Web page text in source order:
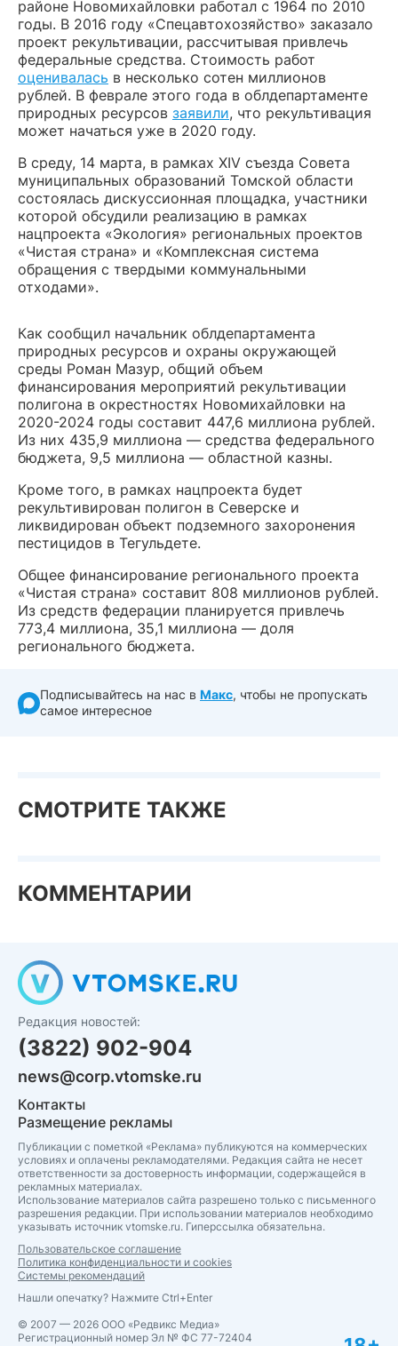
районе Новомихайловки работал с 1964 по 2010
годы. В 2016 году «Спецавтохозяйство» заказало
проект рекультивации, рассчитывая привлечь
федеральные средства. Стоимость работ
оценивалась в несколько сотен миллионов
рублей. В феврале этого года в облдепартаменте
природных ресурсов заявили, что рекультивация
может начаться уже в 2020 году.
В среду, 14 марта, в рамках XIV съезда Совета
муниципальных образований Томской области
состоялась дискуссионная площадка, участники
которой обсудили реализацию в рамках
нацпроекта «Экология» региональных проектов
«Чистая страна» и «Комплексная система
обращения с твердыми коммунальными
отходами».
Как сообщил начальник облдепартамента
природных ресурсов и охраны окружающей
среды Роман Мазур, общий объем
финансирования мероприятий рекультивации
полигона в окрестностях Новомихайловки на
2020-2024 годы составит 447,6 миллиона рублей.
Из них 435,9 миллиона — средства федерального
бюджета, 9,5 миллиона — областной казны.
Кроме того, в рамках нацпроекта будет
рекультивирован полигон в Северске и
ликвидирован объект подземного захоронения
пестицидов в Тегульдете.
Общее финансирование регионального проекта
«Чистая страна» составит 808 миллионов рублей.
Из средств федерации планируется привлечь
773,4 миллиона, 35,1 миллиона — доля
регионального бюджета.
Подписывайтесь на нас в Макс, чтобы не пропускать
самое интересное
СМОТРИТЕ ТАКЖЕ
КОММЕНТАРИИ
Редакция новостей:
(3822) 902-904
news@corp.vtomske.ru
Контакты
Размещение рекламы
Публикации с пометкой «Реклама» публикуются на коммерческих
условиях и оплачены рекламодателями. Редакция сайта не несет
ответственности за достоверность информации, содержащейся в
рекламных материалах.
Использование материалов сайта разрешено только с письменного
разрешения редакции. При использовании материалов необходимо
указывать источник vtomske.ru. Гиперссылка обязательна.
Пользовательское соглашение
Политика конфиденциальности и cookies
Системы рекомендаций
Нашли опечатку? Нажмите Ctrl+Enter
© 2007 — 2026 ООО «Редвикс Медиа»
Регистрационный номер Эл № ФС 77-72404